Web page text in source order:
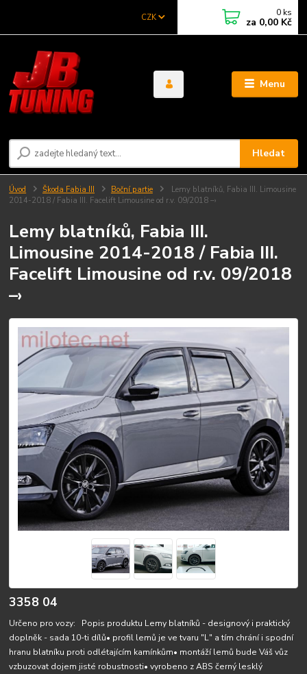
Menu
CZK
Hledat
0 ks
za 0,00 Kč
Úvod Škoda Fabia III Boční partie
Lemy blatníků, Fabia III. Limousine
2014-2018 / Fabia III. Facelift Limousine od r.v. 09/2018 –›
Lemy blatníků, Fabia III.
Limousine 2014-2018 / Fabia III.
Facelift Limousine od r.v. 09/2018
–›
3358 04
Určeno pro vozy: Popis produktu Lemy blatníků - designový i praktický
doplněk - sada 10-ti dílů• profil lemů je ve tvaru "L" a tím chrání i spodní
hranu blatníku proti odlétajícím kamínkům• montáží lemů bude Váš vůz
vzbuzovat dojem jisté robustnosti• vyrobeno z ABS černý lesklý